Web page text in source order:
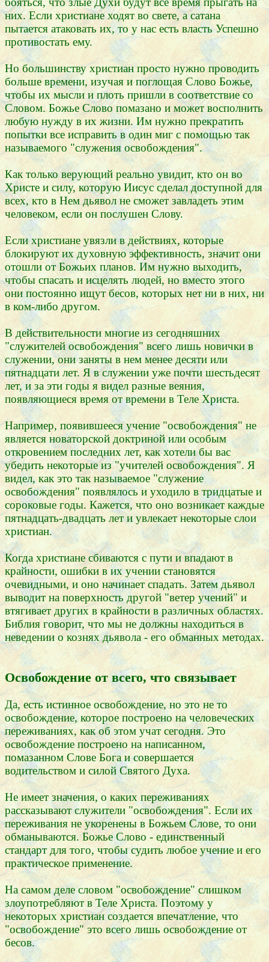
них. Если христиане ходят во свете, а сатана
пытается атаковать их, то у нас есть власть Успешно
противостать ему.
Но большинству христиан просто нужно проводить
больше времени, изучая и поглощая Слово Божье,
чтобы их мысли и плоть пришли в соответствие со
Словом. Божье Слово помазано и может восполнить
любую нужду в их жизни. Им нужно прекратить
попытки все исправить в один миг с помощью так
называемого "служения освобождения".
Как только верующий реально увидит, кто он во
Христе и силу, которую Иисус сделал доступной для
всех, кто в Нем дьявол не сможет завладеть этим
человеком, если он послушен Слову.
Если христиане увязли в действиях, которые
блокируют их духовную эффективность, значит они
отошли от Божьих планов. Им нужно выходить,
чтобы спасать и исцелять людей, но вместо этого
они постоянно ищут бесов, которых нет ни в них, ни
в ком-либо другом.
В действительности многие из сегодняшних
"служителей освобождения" всего лишь новички в
служении, они заняты в нем менее десяти или
пятнадцати лет. Я в служении уже почти шестьдесят
лет, и за эти годы я видел разные веяния,
появляющиеся время от времени в Теле Христа.
Например, появившееся учение "освобождения" не
является новаторской доктриной или особым
откровением последних лет, как хотели бы вас
убедить некоторые из "учителей освобождения". Я
видел, как это так называемое "служение
освобождения" появлялось и уходило в тридцатые и
сороковые годы. Кажется, что оно возникает каждые
пятнадцать-двадцать лет и увлекает некоторые слои
христиан.
Когда христиане сбиваются с пути и впадают в
крайности, ошибки в их учении становятся
очевидными, и оно начинает спадать. Затем дьявол
выводит на поверхность другой "ветер учений" и
втягивает других в крайности в различных областях.
Библия говорит, что мы не должны находиться в
неведении о кознях дьявола - его обманных методах.
Освобождение от всего, что связывает
Да, есть истинное освобождение, но это не то
освобождение, которое построено на человеческих
переживаниях, как об этом учат сегодня. Это
освобождение построено на написанном,
помазанном Слове Бога и совершается
водительством и силой Святого Духа.
Не имеет значения, о каких переживаниях
рассказывают служители "освобождения". Если их
переживания не укоренены в Божьем Слове, то они
обманываются. Божье Слово - единственный
стандарт для того, чтобы судить любое учение и его
практическое применение.
На самом деле словом "освобождение" слишком
злоупотребляют в Теле Христа. Поэтому у
некоторых христиан создается впечатление, что
"освобождение" это всего лишь освобождение от
бесов.